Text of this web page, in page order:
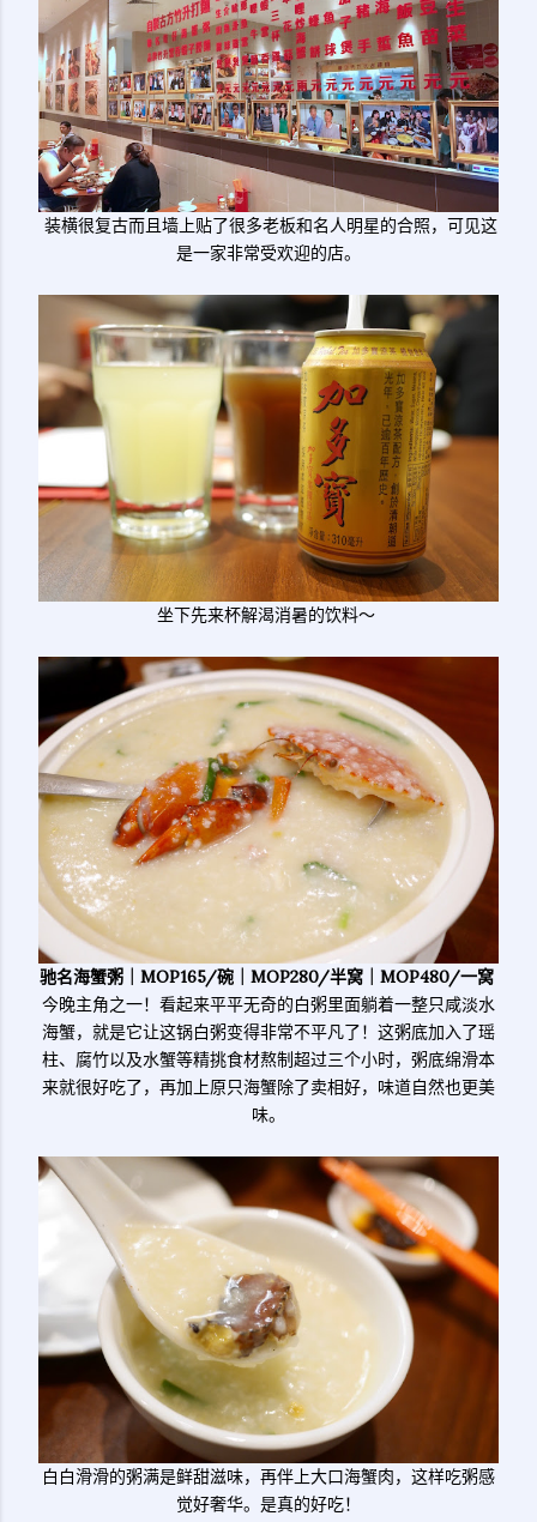
装横很复古而且墙上贴了很多老板和名人明星的合照，可见这
是一家非常受欢迎的店。
坐下先来杯解渴消暑的饮料～
驰名海蟹粥｜MOP165/碗｜MOP280/半窝｜MOP480/一窝
今晚主角之一！看起来平平无奇的白粥里面躺着一整只咸淡水
海蟹，就是它让这锅白粥变得非常不平凡了！这粥底加入了瑶
柱、腐竹以及水蟹等精挑食材熬制超过三个小时，粥底绵滑本
来就很好吃了，再加上原只海蟹除了卖相好，味道自然也更美
味。
白白滑滑的粥满是鲜甜滋味，再伴上大口海蟹肉，这样吃粥感
觉好奢华。是真的好吃！